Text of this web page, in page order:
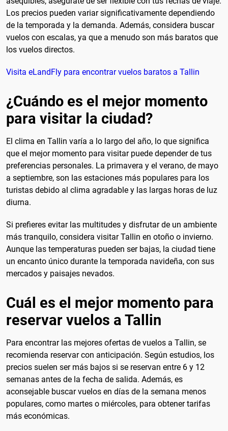
Los precios pueden variar significativamente dependiendo
de la temporada y la demanda. Además, considera buscar
vuelos con escalas, ya que a menudo son más baratos que
los vuelos directos.
Visita eLandFly para encontrar vuelos baratos a Tallin
¿Cuándo es el mejor momento
para visitar la ciudad?
El clima en Tallin varía a lo largo del año, lo que significa
que el mejor momento para visitar puede depender de tus
preferencias personales. La primavera y el verano, de mayo
a septiembre, son las estaciones más populares para los
turistas debido al clima agradable y las largas horas de luz
diurna.
Si prefieres evitar las multitudes y disfrutar de un ambiente
más tranquilo, considera visitar Tallin en otoño o invierno.
Aunque las temperaturas pueden ser bajas, la ciudad tiene
un encanto único durante la temporada navideña, con sus
mercados y paisajes nevados.
Cuál es el mejor momento para
reservar vuelos a Tallin
Para encontrar las mejores ofertas de vuelos a Tallin, se
recomienda reservar con anticipación. Según estudios, los
precios suelen ser más bajos si se reservan entre 6 y 12
semanas antes de la fecha de salida. Además, es
aconsejable buscar vuelos en días de la semana menos
populares, como martes o miércoles, para obtener tarifas
más económicas.